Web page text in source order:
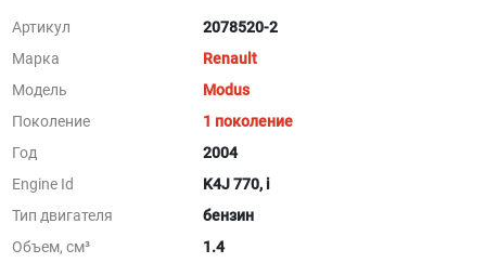
Артикул
2078520-2
Марка
Renault
Модель
Modus
Поколение
1 поколение
Год
2004
Engine Id
K4J 770, i
Тип двигателя
бензин
Объем, см³
1.4